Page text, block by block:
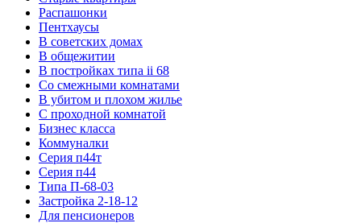
Распашонки
Пентхаусы
В советских домах
В общежитии
В постройках типа ii 68
Со смежными комнатами
В убитом и плохом жилье
С проходной комнатой
Бизнес класса
Коммуналки
Серия п44т
Серия п44
Типа П-68-03
Застройка 2-18-12
Для пенсионеров